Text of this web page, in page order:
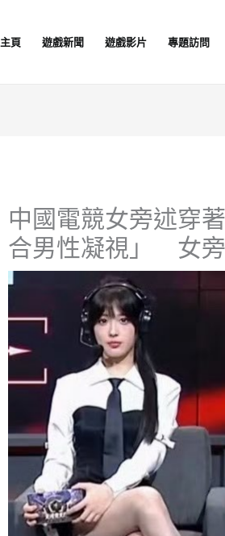
主頁 遊戲新聞 遊戲影片 專題訪問
中國電競女旁述穿
合男性凝視」 女